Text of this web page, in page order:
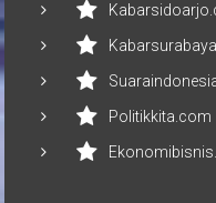
Politikkita.com